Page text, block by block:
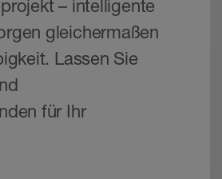
– intelligente
gleichermaßen
Lassen Sie
für Ihr